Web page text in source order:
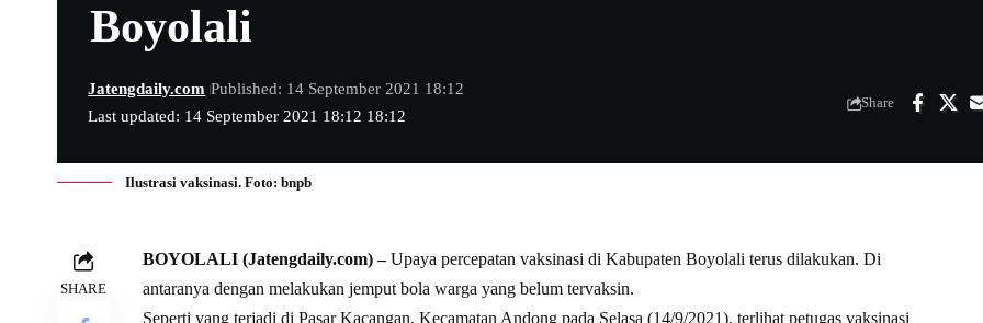
Boyolali
Last updated: 14 September 2021 18:12 18:12
Jatengdaily.com Published: 14 September 2021 18:12
Share
Ilustrasi vaksinasi. Foto: bnpb
SHARE
BOYOLALI (Jatengdaily.com) –Upaya percepatan vaksinasi di Kabupaten Boyolali terus dilakukan. Di
antaranya dengan melakukan jemput bola warga yang belum tervaksin.
Seperti yang terjadi di Pasar Kacangan, Kecamatan Andong pada Selasa (14/9/2021), terlihat petugas vaksinasi